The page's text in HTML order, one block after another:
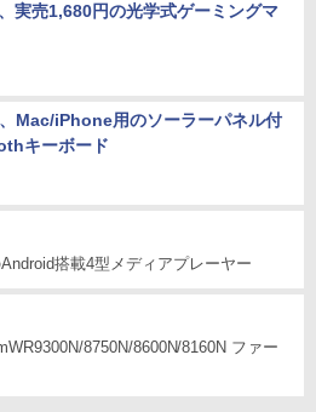
実売1,680円の光学式ゲーミングマ
Mac/iPhone用のソーラーパネル付
キーボード
搭載4型メディアプレーヤー
8750N/8600N/8160N ファー